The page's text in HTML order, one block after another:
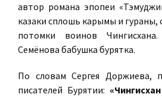
автор романа эпопеи
казаки сплошь карымы и гураны,
потомки воинов
Семёнова бабушка бурятка.
По словам Сергея Доржиева,
писателей Бурятии: